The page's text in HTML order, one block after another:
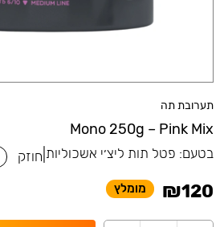
תערובת תה
Mono 250g – Pink Mix
בטעם: פטל תות ליצ׳י אשכוליות חוזק
₪120 מומלץ